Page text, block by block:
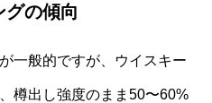
グの傾向
一般的ですが、ウイスキー
樽出し強度のまま50〜60%